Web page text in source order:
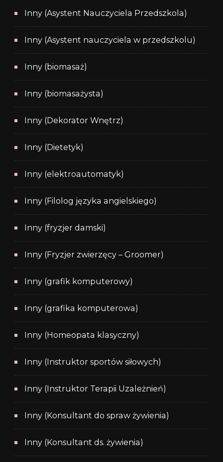
Inny (Asystent Nauczyciela Przedszkola)
Inny (Asystent nauczyciela w przedszkolu)
Inny (biomasaż)
Inny (biomasażysta)
Inny (Dekorator Wnętrz)
Inny (Dietetyk)
Inny (elektroautomatyk)
Inny (Filolog języka angielskiego)
Inny (fryzjer damski)
Inny (Fryzjer zwierzęcy – Groomer)
Inny (grafik komputerowy)
Inny (grafika komputerowa)
Inny (Homeopata klasyczny)
Inny (Instruktor sportów siłowych)
Inny (Instruktor Terapii Uzależnień)
Inny (Konsultant do spraw żywienia)
Inny (Konsultant ds. żywienia)